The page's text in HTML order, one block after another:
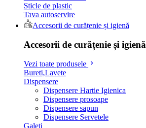
Sticle de plastic
Tava autoservire
Accesorii de curățenie și igienă
Accesorii de curățenie și igienă
Vezi toate produsele
Bureti,Lavete
Dispensere
Dispensere Hartie Igienica
Dispensere prosoape
Dispensere sapun
Dispensere Servetele
Galeti